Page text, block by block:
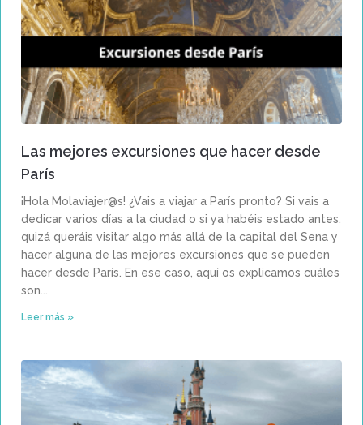
Las mejores excursiones que hacer desde
París
¡Hola Molaviajer@s! ¿Vais a viajar a París pronto? Si vais a
dedicar varios días a la ciudad o si ya habéis estado antes,
quizá queráis visitar algo más allá de la capital del Sena y
hacer alguna de las mejores excursiones que se pueden
hacer desde París. En ese caso, aquí os explicamos cuáles
son
Leer más »